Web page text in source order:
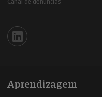
Canal de denúncias
Iberinform en Linkedin
Aprendizagem